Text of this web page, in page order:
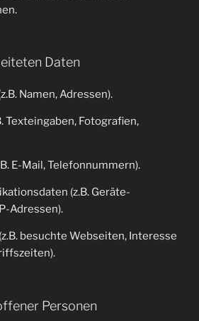
Daten
Namen, Adressen).
Texteingaben, Fotografien,
E-Mail, Telefonnummern).
(z.B. Geräte-
Adressen).
besuchte Webseiten, Interesse
Personen